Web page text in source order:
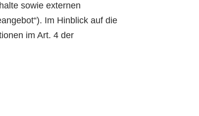
sowie externen
Im Hinblick auf die
im Art. 4 der